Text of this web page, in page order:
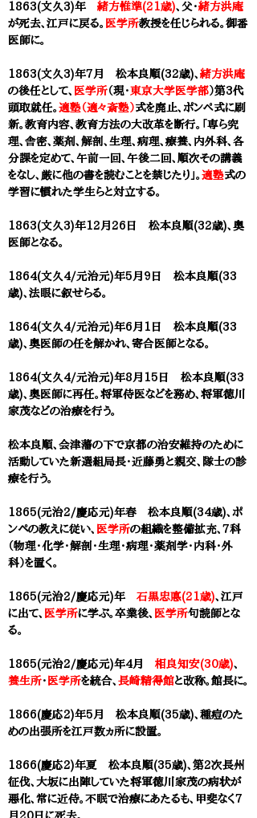
1863(文久3)年 緒方惟準(21歳)、父・緒方洪庵
が死去、江戸に戻る。 医学所教授を任じられる。御番
医師に。
1863(文久3)年7月 松本良順(32歳)、 緒方洪庵
の後任として、 医学所（現・東京大学医学部）第3代
頭取就任。 適塾（適々斎塾）式を廃止、ポンぺ式に刷
新。教育内容、教育方法の大改革を断行。「専ら究
理、舎密、薬剤、解剖、生理、病理、療養、内外科、各
分課を定めて、午前一回、午後二回、順次その講義
をなし、厳に他の書を読むことを禁じたり」。 適塾式の
学習に慣れた学生らと対立する。
1863(文久3)年12月26日 松本良順(32歳)、奥
医師となる。
1864(文久4/元治元)年5月9日 松本良順(33
歳)、法眼に叙せらる。
1864(文久4/元治元)年6月1日 松本良順(33
歳)、奥医師の任を解かれ、寄合医師となる。
1864(文久4/元治元)年8月15日 松本良順(33
歳)、奥医師に再任。将軍侍医などを務め、将軍徳川
家茂などの治療を行う。
松本良順、会津藩の下で京都の治安維持のために
活動していた新選組局長・近藤勇と親交、隊士の診
療を行う。
1865(元治2/慶応元)年春 松本良順(34歳)、ポ
ンペの教えに従い、 医学所の組織を整備拡充、7科
（物理・化学・解剖・生理・病理・薬剤学・内科・外
科）を置く。
1865(元治2/慶応元)年 石黒忠悳(21歳)、江戸
に出て、 医学所に学ぶ。卒業後、 医学所句読師とな
る。
1865(元治2/慶応元)年4月 相良知安(30歳)、
養生所・ 医学所を統合、 長崎精得館と改称。館長に。
1866(慶応2)年5月 松本良順(35歳)、種痘のた
めの出張所を江戸数ヵ所に設置。
1866(慶応2)年夏 松本良順(35歳)、第2次長州
征伐、大坂に出陣していた将軍徳川家茂の病状が
悪化、常に近侍。不眠で治療にあたるも、甲斐なく7
月20日に死去。